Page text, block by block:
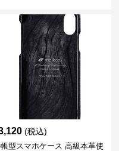
(税込)
型スマホケース 高級本革使